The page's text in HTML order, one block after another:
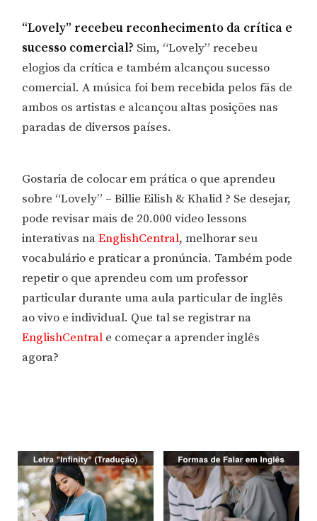
“Lovely” recebeu reconhecimento da crítica e
sucesso comercial? Sim, “Lovely” recebeu
elogios da crítica e também alcançou sucesso
comercial. A música foi bem recebida pelos fãs de
ambos os artistas e alcançou altas posições nas
paradas de diversos países.
Gostaria de colocar em prática o que aprendeu
sobre “Lovely” – Billie Eilish & Khalid ? Se desejar,
pode revisar mais de 20.000 video lessons
interativas naEnglishCentral, melhorar seu
vocabulário e praticar a pronúncia. Também pode
repetir o que aprendeu com um professor
particular durante uma aula particular de inglês
ao vivo e individual. Que tal se registrar na
EnglishCentral e começar a aprender inglês
agora?